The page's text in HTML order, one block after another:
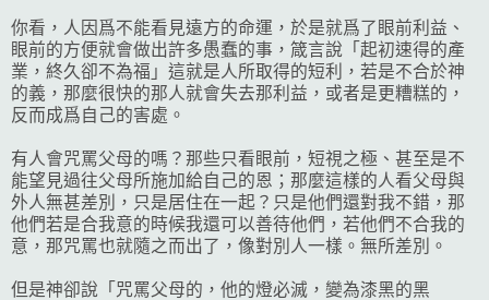
你看，人因爲不能看見遠方的命運，於是就爲了眼前利益、
眼前的方便就會做出許多愚蠢的事，箴言說「起初速得的產
業，終久卻不為福」這就是人所取得的短利，若是不合於神
的義，那麼很快的那人就會失去那利益，或者是更糟糕的，
反而成爲自己的害處。
有人會咒罵父母的嗎？那些只看眼前，短視之極、甚至是不
能望見過往父母所施加給自己的恩；那麼這樣的人看父母與
外人無甚差別，只是居住在一起？只是他們還對我不錯，那
他們若是合我意的時候我還可以善待他們，若他們不合我的
意，那咒罵也就隨之而出了，像對別人一樣。無所差別。
但是神卻說「咒罵父母的，他的燈必滅，變為漆黑的黑